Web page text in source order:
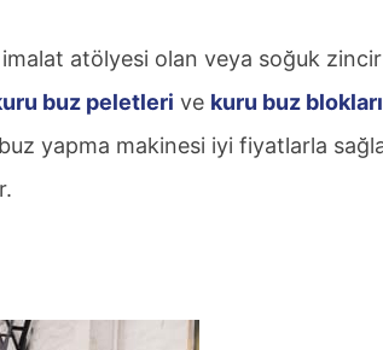
atölyesi olan veya soğuk zincir
buz peletleri ve kuru buz blokları
yapma makinesi iyi fiyatlarla